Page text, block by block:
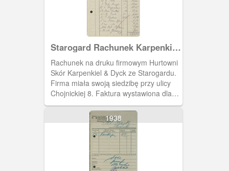
Starogard Rachunek Karpenkiel
& Dyck
Rachunek na druku firmowym Hurtowni
Skór Karpenkiel & Dyck ze Starogardu.
Firma miała swoją siedzibę przy ulicy
Chojnickiej 8. Faktura wystawiona dla
Pana Gruczy z Pelplina.
1938